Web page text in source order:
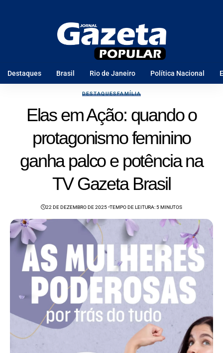
Destaques Brasil Rio de Janeiro Política Nacional
DESTAQUESFAMÍLIA
Elas em Ação: quando o
protagonismo feminino
ganha palco e potência na
TV Gazeta Brasil
22 DE DEZEMBRO DE 2025 TEMPO DE LEITURA: 5 MINUTOS